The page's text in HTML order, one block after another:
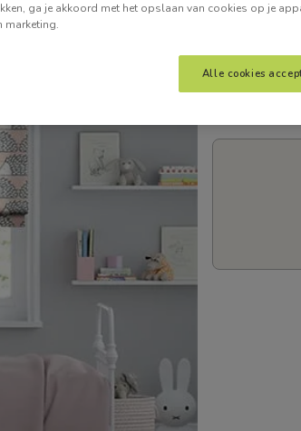
ga je akkoord met het opslaan van cookies op je
marketing.
Alle cookies